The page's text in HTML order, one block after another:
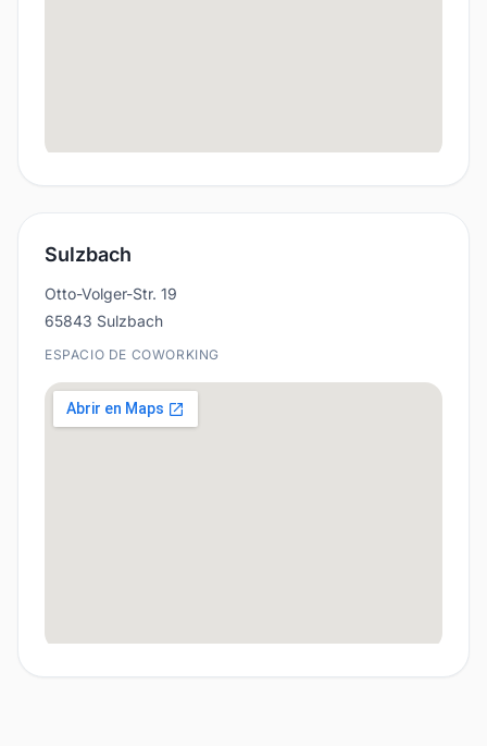
Sulzbach
Otto-Volger-Str. 19
65843 Sulzbach
ESPACIO DE COWORKING